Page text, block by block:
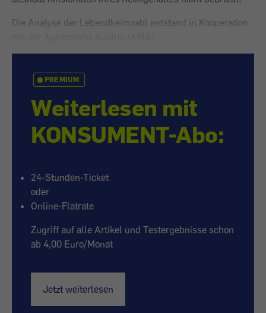
Die Analyse der Lebendkeimzahl entstand in Kooperation
PREMIUM
Weiterlesen mit
KONSUMENT-Abo:
24-Stunden-Ticket
oder
Online-Flatrate
Zugriff auf alle Artikel und Testergebnisse schon
ab 4,00 Euro/Monat
Jetzt weiterlesen